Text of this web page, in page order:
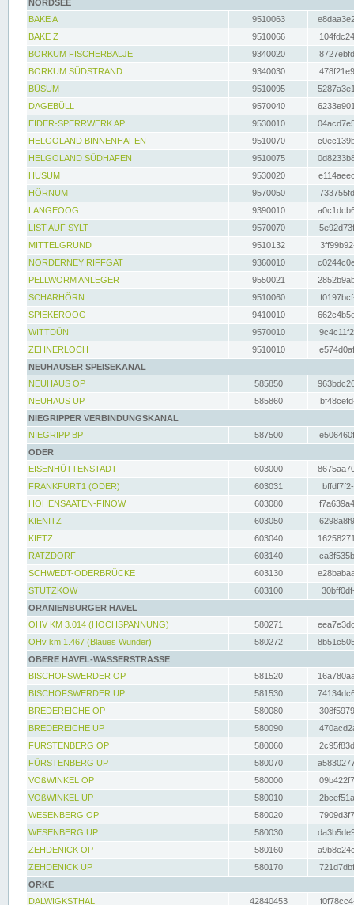
NORDSEE
BAKE A
9510063
BAKE Z
9510066
BORKUM FISCHERBALJE
9340020
BORKUM SÜDSTRAND
9340030
BÜSUM
9510095
DAGEBÜLL
9570040
EIDER-SPERRWERK AP
9530010
HELGOLAND BINNENHAFEN
9510070
HELGOLAND SÜDHAFEN
9510075
HUSUM
9530020
HÖRNUM
9570050
LANGEOOG
9390010
LIST AUF SYLT
9570070
MITTELGRUND
9510132
NORDERNEY RIFFGAT
9360010
PELLWORM ANLEGER
9550021
SCHARHÖRN
9510060
SPIEKEROOG
9410010
WITTDÜN
9570010
ZEHNERLOCH
9510010
NEUHAUSER SPEISEKANAL
NEUHAUS OP
585850
NEUHAUS UP
585860
NIEGRIPPER VERBINDUNGSKANAL
NIEGRIPP BP
587500
ODER
EISENHÜTTENSTADT
603000
FRANKFURT1 (ODER)
603031
HOHENSAATEN-FINOW
603080
KIENITZ
603050
KIETZ
603040
RATZDORF
603140
SCHWEDT-ODERBRÜCKE
603130
STÜTZKOW
603100
ORANIENBURGER HAVEL
OHV KM 3.014 (HOCHSPANNUNG)
580271
OHv km 1.467 (Blaues Wunder)
580272
OBERE HAVEL-WASSERSTRASSE
BISCHOFSWERDER OP
581520
BISCHOFSWERDER UP
581530
BREDEREICHE OP
580080
BREDEREICHE UP
580090
FÜRSTENBERG OP
580060
FÜRSTENBERG UP
580070
VOßWINKEL OP
580000
VOßWINKEL UP
580010
WESENBERG OP
580020
WESENBERG UP
580030
ZEHDENICK OP
580160
ZEHDENICK UP
580170
ORKE
DALWIGKSTHAL
42840453